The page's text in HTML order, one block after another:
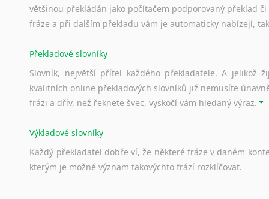
většinou překládán jako počítačem podporovaný překlad
fráze a při dalším překladu vám je automaticky nabízejí,
Překladové slovníky
Slovník, největší přítel každého překladatele. A jelikož
kvalitních online překladových slovníků již nemusíte
frázi a dřív, než řeknete švec, vyskočí vám hledaný výraz.
Výkladové slovníky
Každý překladatel dobře ví, že některé fráze v daném
kterým je možné význam takovýchto frází rozklíčovat.